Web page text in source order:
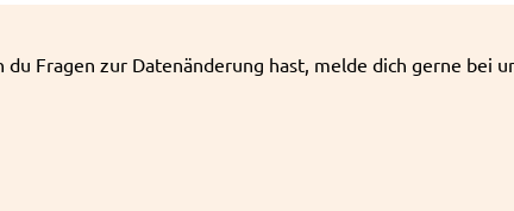
du Fragen zur Datenänderung hast, melde dich gerne bei